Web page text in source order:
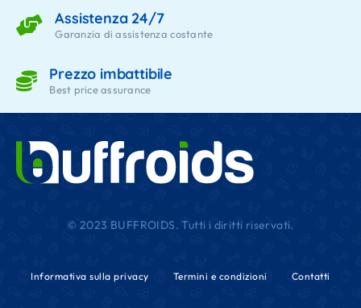
Assistenza 24/7
Garanzia di assistenza costante
Prezzo imbattibile
Best price assurance
© 2023 BUFFROIDS. Tutti i diritti riservati.
Informativa sulla privacy Termini e condizioni Contatti